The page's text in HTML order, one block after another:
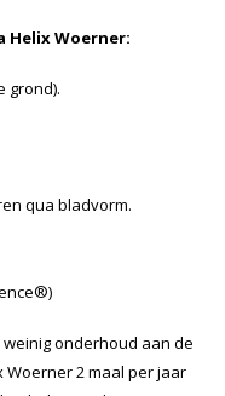
Helix Woerner:
grond).
qua bladvorm.
onderhoud aan de
Woerner 2 maal per jaar